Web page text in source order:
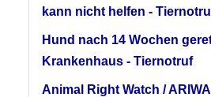
kann nicht helfen -
Hund nach 14 Wochen
Krankenhaus - Tiernotruf
Animal Right Watch / ARIWA